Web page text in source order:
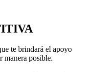
te brindará el apoyo
manera posible.